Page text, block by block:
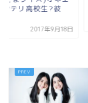
ンスタ匂わ...